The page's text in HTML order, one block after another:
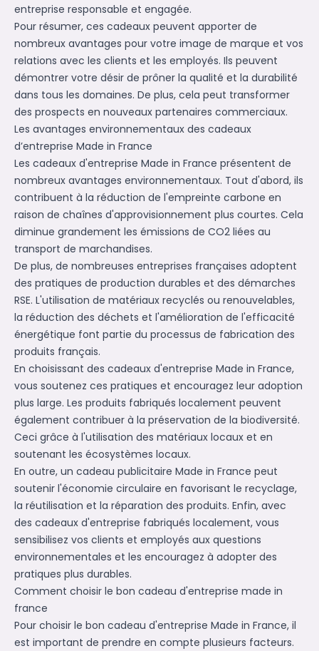
entreprise responsable et engagée.
Pour résumer, ces cadeaux peuvent apporter de
nombreux avantages pour votre image de marque et vos
relations avec les clients et les employés. Ils peuvent
démontrer votre désir de prôner la qualité et la durabilité
dans tous les domaines. De plus, cela peut transformer
des prospects en nouveaux partenaires commerciaux.
Les avantages environnementaux des cadeaux
d’entreprise Made in France
Les cadeaux d'entreprise Made in France présentent de
nombreux avantages environnementaux. Tout d'abord, ils
contribuent à la réduction de l'empreinte carbone en
raison de chaînes d'approvisionnement plus courtes. Cela
diminue grandement les émissions de CO2 liées au
transport de marchandises.
De plus, de nombreuses entreprises françaises adoptent
des pratiques de production durables et des démarches
RSE. L'utilisation de matériaux recyclés ou renouvelables,
la réduction des déchets et l'amélioration de l'efficacité
énergétique font partie du processus de fabrication des
produits français.
En choisissant des cadeaux d'entreprise Made in France,
vous soutenez ces pratiques et encouragez leur adoption
plus large. Les produits fabriqués localement peuvent
également contribuer à la préservation de la biodiversité.
Ceci grâce à l'utilisation des matériaux locaux et en
soutenant les écosystèmes locaux.
En outre, un cadeau publicitaire Made in France peut
soutenir l'économie circulaire en favorisant le recyclage,
la réutilisation et la réparation des produits. Enfin, avec
des cadeaux d'entreprise fabriqués localement, vous
sensibilisez vos clients et employés aux questions
environnementales et les encouragez à adopter des
pratiques plus durables.
Comment choisir le bon cadeau d'entreprise made in
france
Pour choisir le bon cadeau d'entreprise Made in France, il
est important de prendre en compte plusieurs facteurs.